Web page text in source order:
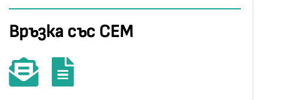
Връзка със СЕМ